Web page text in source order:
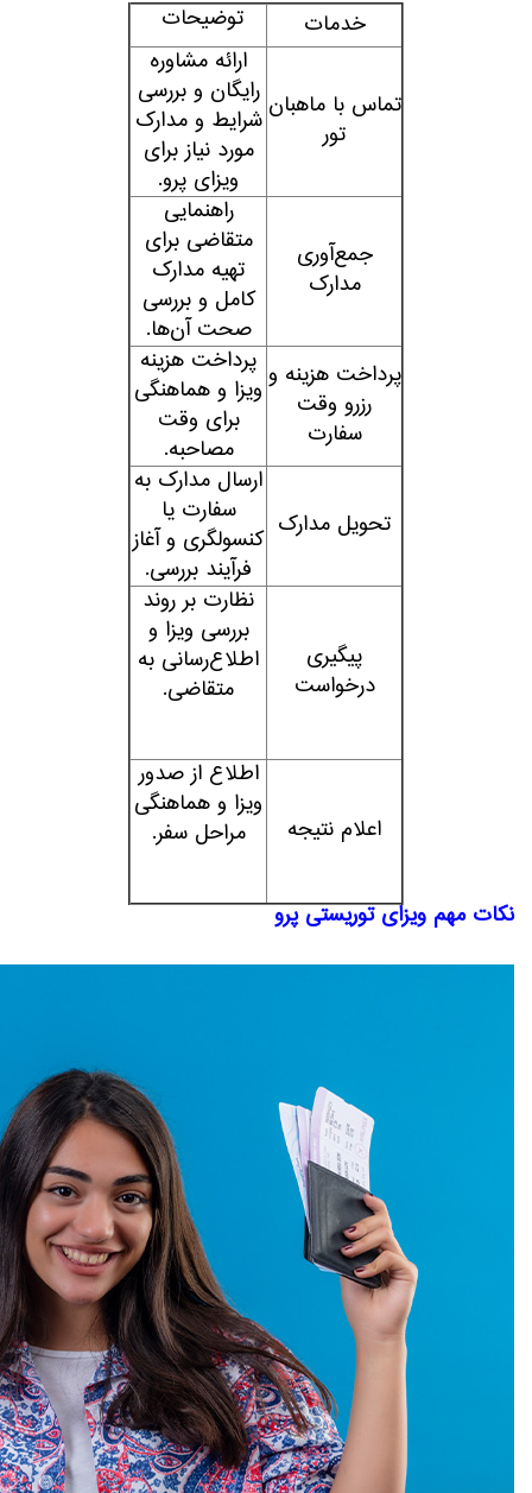
خدمات
توضیحات
تماس با ماهبان
تور
ارائه مشاوره
رایگان و بررسی
شرایط و مدارک
مورد نیاز برای
ویزای پرو.
جمع‌آوری
مدارک
راهنمایی
متقاضی برای
تهیه مدارک
کامل و بررسی
صحت آن‌ها.
پرداخت هزینه و
رزرو وقت
سفارت
پرداخت هزینه
ویزا و هماهنگی
برای وقت
مصاحبه.
تحویل مدارک
ارسال مدارک به
سفارت یا
کنسولگری و آغاز
فرآیند بررسی.
پیگیری
درخواست
نظارت بر روند
بررسی ویزا و
اطلاع‌رسانی به
متقاضی.
اعلام نتیجه
اطلاع از صدور
ویزا و هماهنگی
مراحل سفر.
نکات مهم ویزای توریستی پرو